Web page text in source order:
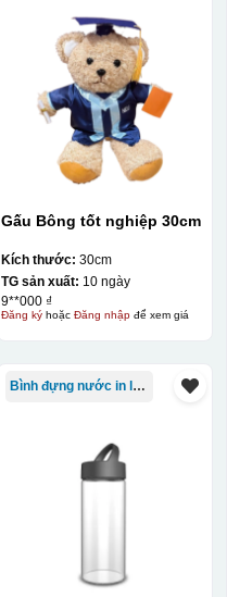
Gấu Bông tốt nghiệp 30cm
Kích thước: 30cm
TG sản xuất: 10 ngày
9**000 ₫
Đăng kýhoặc Đăng nhậpđể xem giá
Bình đựng nước in logo